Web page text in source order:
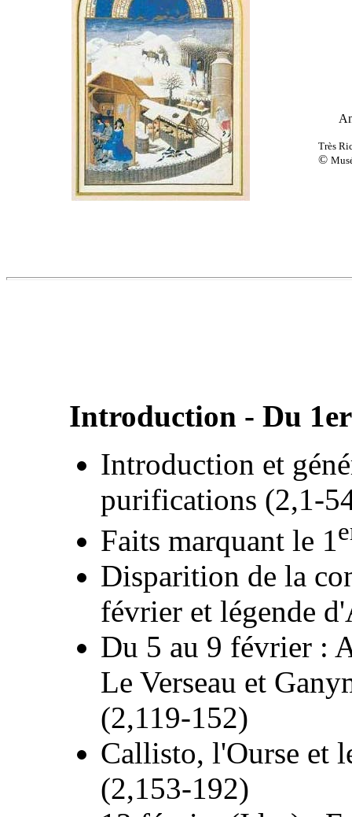
Très
©
Introduction - Du
Introduction et
purifications (2,1-
Faits marquant le 1
Disparition de la
février et légende
Du 5 au 9 février :
Le Verseau et
(2,119-152)
Callisto, l'Ourse et
(2,153-192)